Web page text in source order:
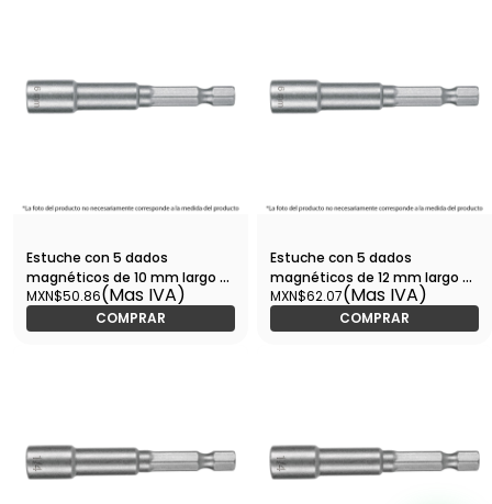
Estuche con 5 dados
magnéticos de 10 mm largo 2-
1/2', Expert-PUDE-9010 / 12949
MXN$50.86(Mas IVA)
COMPRAR
Estuche con 5 dados
magnéticos de 12 mm largo 2-
1/2', Expert-PUDE-9012 / 12955
MXN$62.07(Mas IVA)
COMPRAR